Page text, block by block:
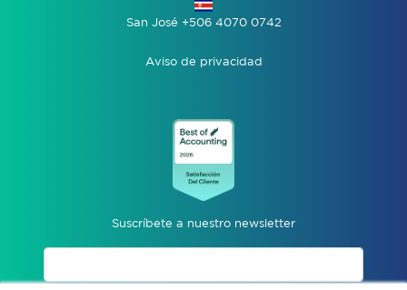
San José +506 4070 0742
Aviso de privacidad
Suscríbete a nuestro newsletter